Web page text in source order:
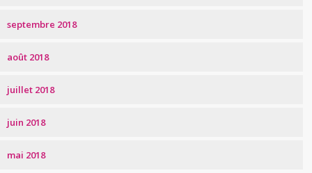
septembre 2018
août 2018
juillet 2018
juin 2018
mai 2018